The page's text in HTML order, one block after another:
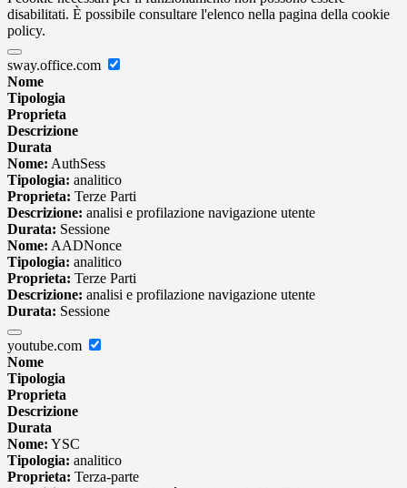
disabilitati. È possibile consultare l'elenco nella pagina della cookie
policy.
sway.office.com
Nome
Tipologia
Proprieta
Descrizione
Durata
Nome: AuthSess
Tipologia: analitico
Proprieta: Terze Parti
Descrizione: analisi e profilazione navigazione utente
Durata: Sessione
Nome: AADNonce
Tipologia: analitico
Proprieta: Terze Parti
Descrizione: analisi e profilazione navigazione utente
Durata: Sessione
youtube.com
Nome
Tipologia
Proprieta
Descrizione
Durata
Nome: YSC
Tipologia: analitico
Proprieta: Terza-parte